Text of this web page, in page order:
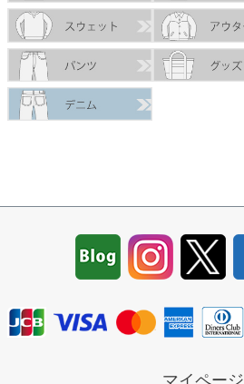
マイページ